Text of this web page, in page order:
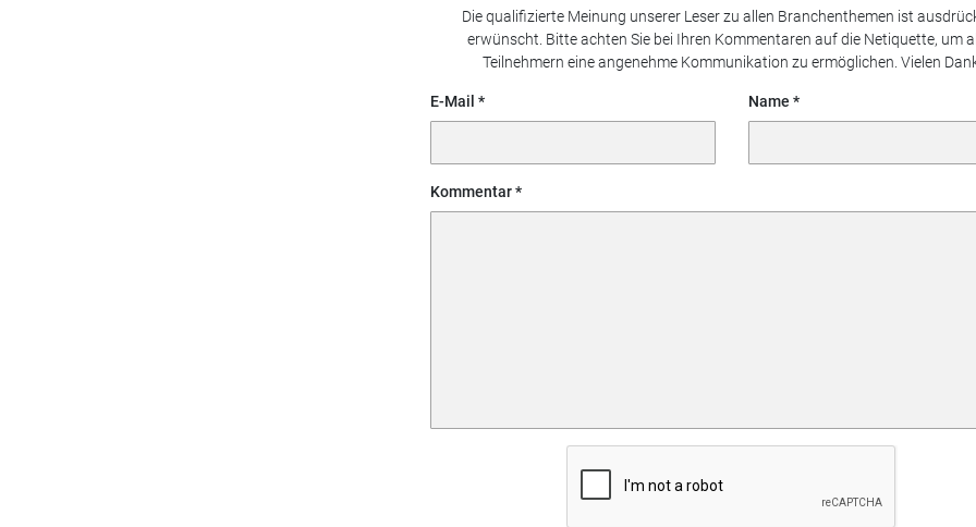
Die qualifizierte Meinung unserer Leser zu allen Branchenthemen ist
erwünscht. Bitte achten Sie bei Ihren Kommentaren auf die Netiquette, um
Teilnehmern eine angenehme Kommunikation zu ermöglichen. Vielen
E-Mail Name
Kommentar